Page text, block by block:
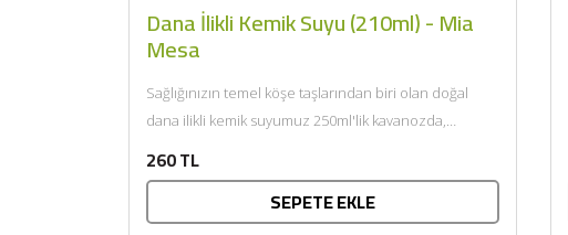
Dana İlikli Kemik Suyu (210ml) - Mia
Mesa
Sağlığınızın temel köşe taşlarından biri olan doğal
dana ilikli kemik suyumuz 250ml'lik kavanozda,
260 TL
SEPETE EKLE